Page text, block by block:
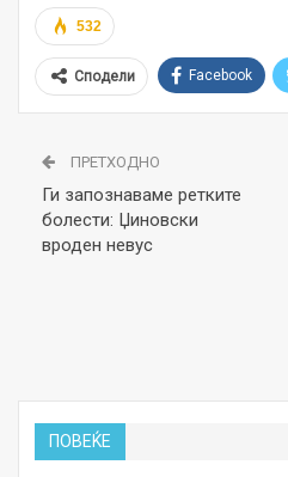
532
Сподели Facebook
ПРЕТХОДНО
Ги запознаваме ретките
болести: Џиновски
вроден невус
ПОВЕЌЕ